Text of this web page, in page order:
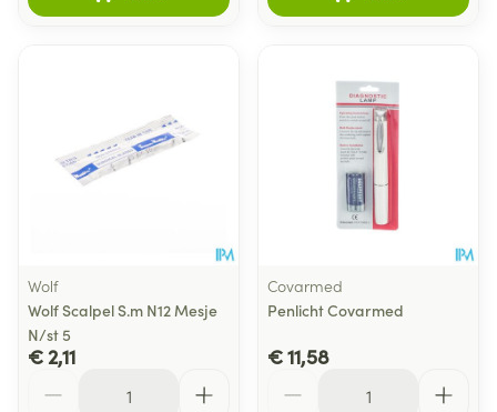
Wolf
Wolf Scalpel S.m N12 Mesje
N/st 5
€ 2,11
Covarmed
Penlicht Covarmed
€ 11,58